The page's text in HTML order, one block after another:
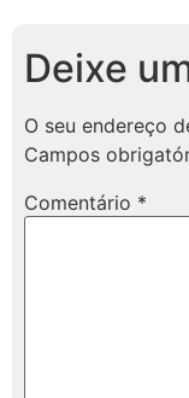
Deixe
O seu endereço
Campos
Comentário *